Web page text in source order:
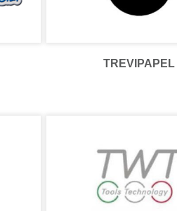
TREVIPAPEL